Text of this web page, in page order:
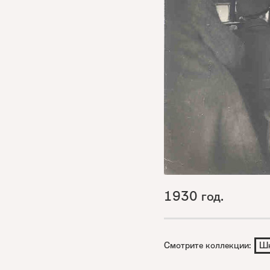
1930 год.
Смотрите коллекции: